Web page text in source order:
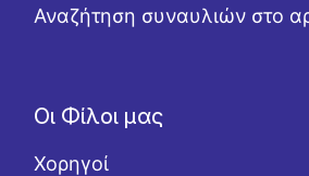
Αναζήτηση συναυλιών στο
Οι Φίλοι μας
Χορηγοί